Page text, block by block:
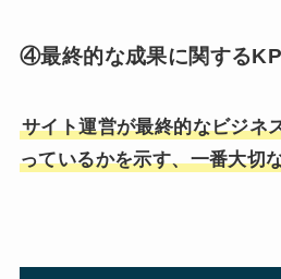
④最終的な成果に関する
サイト運営が最終的なビジネ
っているかを示す、一番大切